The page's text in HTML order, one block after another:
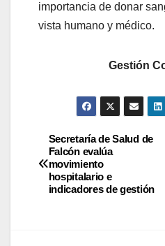
importancia de donar
vista humano y médico.
Gestión
Secretaría de Salud de
Falcón evalúa
movimiento
hospitalario e
indicadores de gestión